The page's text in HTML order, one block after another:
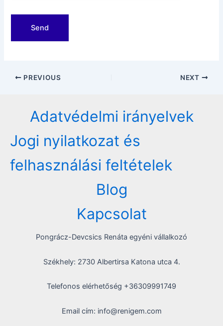
Post
PREVIOUS NEXT
Adatvédelmi irányelvek
Jogi nyilatkozat és
felhasználási feltételek
Blog
Kapcsolat
Pongrácz-Devcsics Renáta egyéni vállalkozó
Székhely: 2730 Albertirsa Katona utca 4.
Telefonos elérhetőség +36309991749
Email cím: info@renigem.com